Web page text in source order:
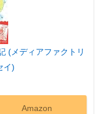
(メディアファクトリ
イ)
Amazon